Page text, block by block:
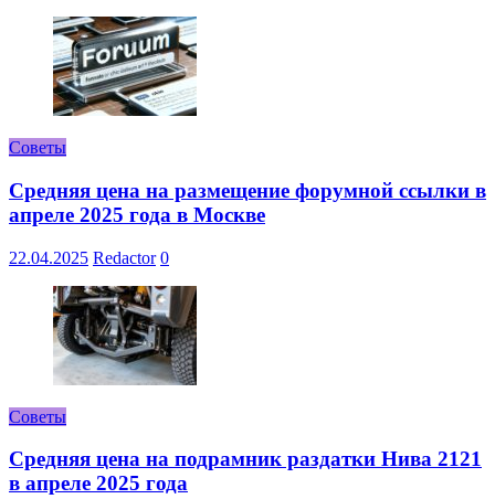
Советы
Средняя цена на размещение форумной ссылки в
апреле 2025 года в Москве
22.04.2025 Redactor 0
Советы
Средняя цена на подрамник раздатки Нива 2121
в апреле 2025 года